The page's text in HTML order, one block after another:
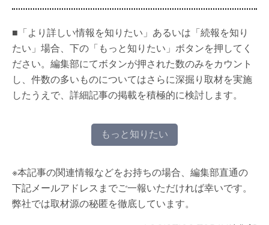
■「より詳しい情報を知りたい」あるいは「続報を知り
たい」場合、下の「もっと知りたい」ボタンを押してく
ださい。編集部にてボタンが押された数のみをカウント
し、件数の多いものについてはさらに深掘り取材を実施
したうえで、詳細記事の掲載を積極的に検討します。
もっと知りたい
※本記事の関連情報などをお持ちの場合、編集部直通の
下記メールアドレスまでご一報いただければ幸いです。
弊社では取材源の秘匿を徹底しています。